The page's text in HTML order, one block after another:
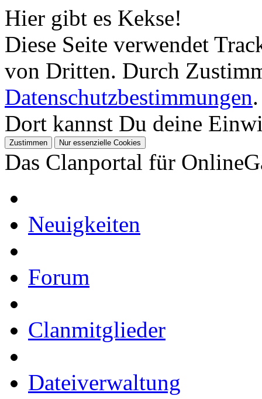
Hier gibt es Kekse!
Diese Seite verwendet
von Dritten. Durch
Datenschutzbestimmungen.
Dort kannst Du deine
Das Clanportal für
Neuigkeiten
Forum
Clanmitglieder
Dateiverwaltung